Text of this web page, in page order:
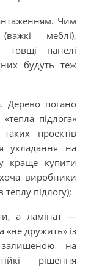
Чим
меблі),
товщі панелі
них будуть теж
Дерево погано
підлога»
проектів
укладання на
краще купити
виробники
підлогу);
а ламінат —
«не дружить» із
на
рішення